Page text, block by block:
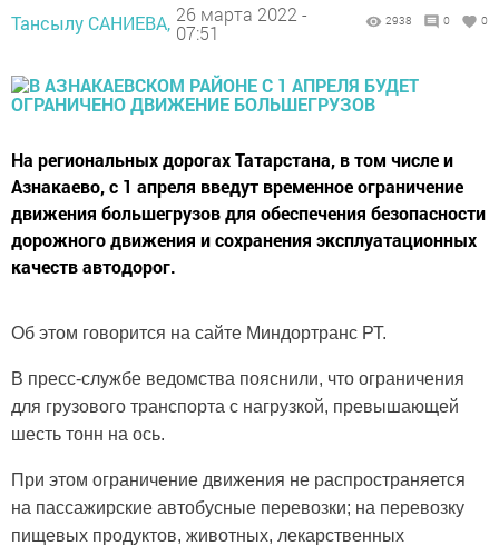
Тансылу САНИЕВА, 26 марта 2022 -
07:51
2938 0 0
На региональных дорогах Татарстана, в том числе и
Азнакаево, с 1 апреля введут временное ограничение
движения большегрузов для обеспечения безопасности
дорожного движения и сохранения эксплуатационных
качеств автодорог.
Об этом говорится на сайте Миндортранс РТ.
В пресс-службе ведомства пояснили, что ограничения
для грузового транспорта с нагрузкой, превышающей
шесть тонн на ось.
При этом ограничение движения не распространяется
на пассажирские автобусные перевозки; на перевозку
пищевых продуктов, животных, лекарственных